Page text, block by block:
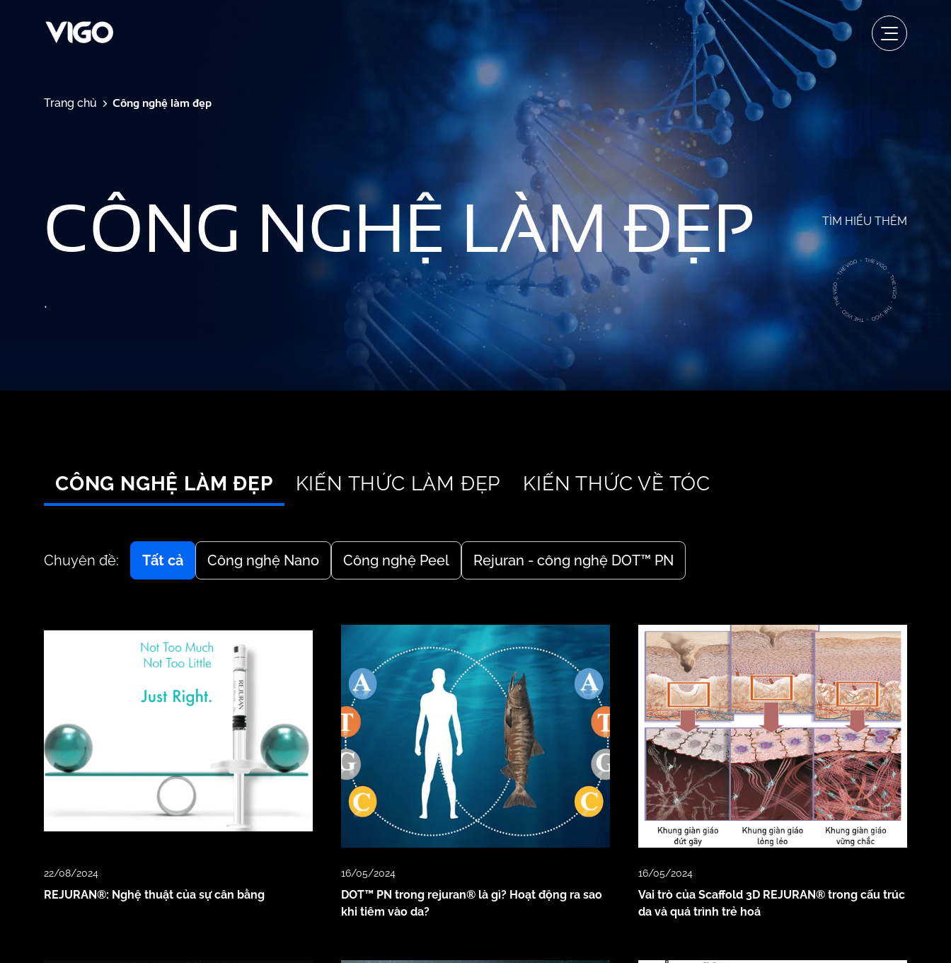
Trang chủ Công nghệ làm đẹp
CÔNG NGHỆ LÀM ĐẸP
.
TÌM HIỂU THÊM
CÔNG NGHỆ LÀM ĐẸP KIẾN THỨC LÀM ĐẸP KIẾN THỨC VỀ TÓC
Chuyên đề: Tất cả Công nghệ Nano Công nghệ Peel Rejuran - công nghệ DOT™ PN
22/08/2024
REJURAN®: Nghệ thuật của sự cân bằng
16/05/2024
DOT™ PN trong rejuran® là gì? Hoạt động ra sao
khi tiêm vào da?
16/05/2024
Vai trò của Scaffold 3D REJURAN® trong cấu trúc
da và quá trình trẻ hoá